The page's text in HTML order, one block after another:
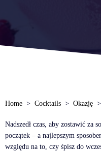
Home Cocktails Okazję
Nadszedł czas, aby zostawić
początek – a najlepszym
względu na to, czy śpisz do